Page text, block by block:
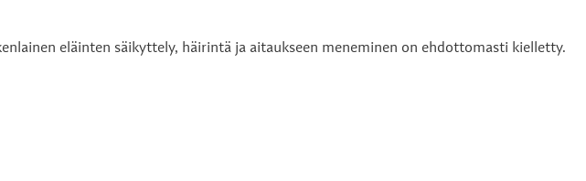
eläinten säikyttely, häirintä ja aitaukseen meneminen on ehdottomasti kielletty.